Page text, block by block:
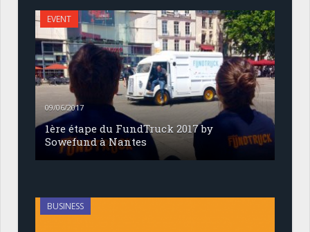
EVENT
09/06/2017
1ère étape du FundTruck 2017 by
Sowefund à Nantes
BUSINESS